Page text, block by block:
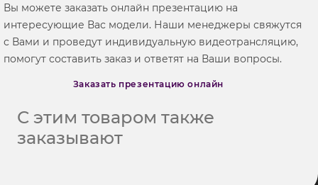
Вы можете заказать онлайн презентацию на
интересующие Вас модели. Наши менеджеры свяжутся
с Вами и проведут индивидуальную видеотрансляцию,
помогут составить заказ и ответят на Ваши вопросы.
Заказать презентацию онлайн
С этим товаром также
заказывают